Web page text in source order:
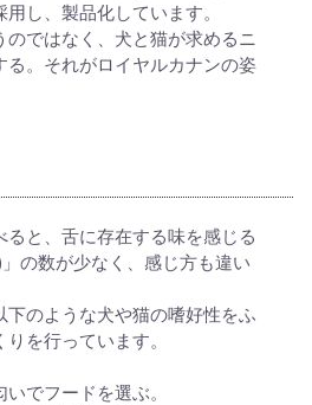
し、製品化しています。
のではなく、犬と猫が求めるニ
る。それがロイヤルカナンの姿
ると、舌に存在する味を感じる
の数が少なく、感じ方も違い
下のような犬や猫の嗜好性をふ
を行っています。
でフードを選ぶ。